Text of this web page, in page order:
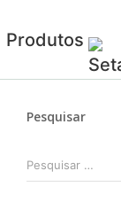
Produtos
Pesquisar
por: